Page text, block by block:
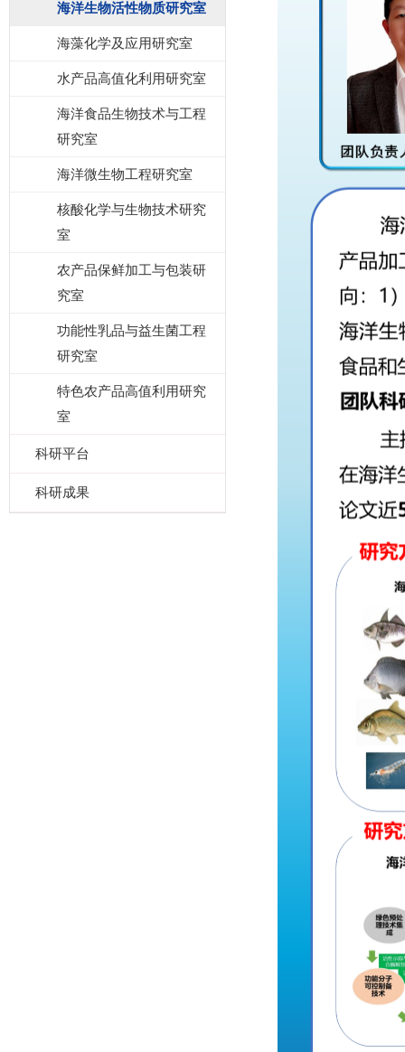
海洋生物活性物质研究室
海藻化学及应用研究室
水产品高值化利用研究室
海洋食品生物技术与工程
研究室
海洋微生物工程研究室
核酸化学与生物技术研究
室
农产品保鲜加工与包装研
究室
功能性乳品与益生菌工程
研究室
特色农产品高值利用研究
室
科研平台
科研成果